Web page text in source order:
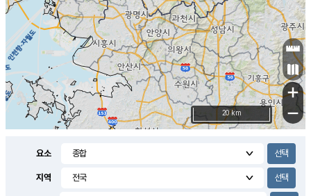
+
−
20 km
요소
지역